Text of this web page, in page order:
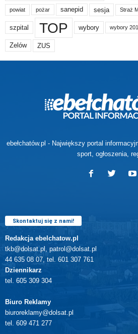
powiat pożar sanepid sesja Straż
szpital TOP wybory wybory
Zelów ZUS
ebełchatów.pl - Największy portal
sport, ogłoszenia,
Skontaktuj się z nami!
Redakcja ebelchatow.pl
tkb@dolsat.pl, patrol@dolsat.pl
44 635 08 07, tel. 601 307 761
Dziennikarz
tel. 605 309 304
Biuro Reklamy
biuroreklamy@dolsat.pl
tel. 609 471 277